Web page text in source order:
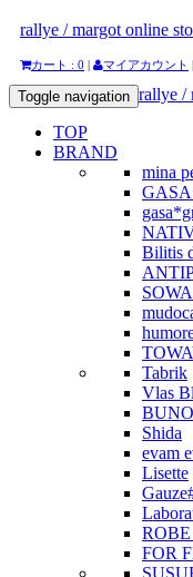
rallye / margot online
カート : 0 | マイアカウント |
rallye /
Toggle navigation
TOP
BRAND
mina
Bilitis
SOWA
Tabrik
Vlas
Shida
evam
Lisette
FOR